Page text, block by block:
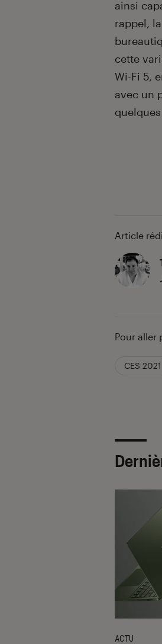
ainsi
rappel,
cette
Wi-Fi 5,
avec un
Article
Pour aller
CES 2021
ACTU